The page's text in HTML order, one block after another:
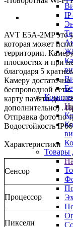
Товары
AVT E5A-2MP это
которая может
территории.
плоскостях и при
благодаря 5
Камеру
беспроводной
карту памяти до
дополнительно) .
Отправка фото по
Водостойкость IP66
Характеристики
Сенсор
Процессор
Пиксели